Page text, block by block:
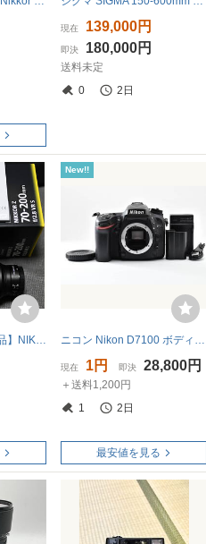
現在 139,000円
即決 180,000円
送料未定
0
2日
★★★【極上＆超美品】NIKKOR Z 70-200mm f/2.8 VR S（ワンオーナー品／受領後の1週間保証あり／送料無料）★★★
New!!
ニコン Nikon D7100 ボディ A7S18#94DB7-4
現在 1円 即決 28,800円
＋送料1,200円
1
2日
最安値を見る